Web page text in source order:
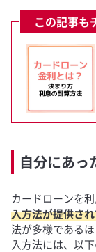
この記事も
自分にあっ
カードローンを
入方法が提供さ
法が多様である
入方法には、以